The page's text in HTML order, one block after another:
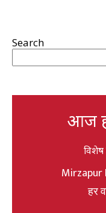
Search
आज
विशेष
Mirzapur
हर